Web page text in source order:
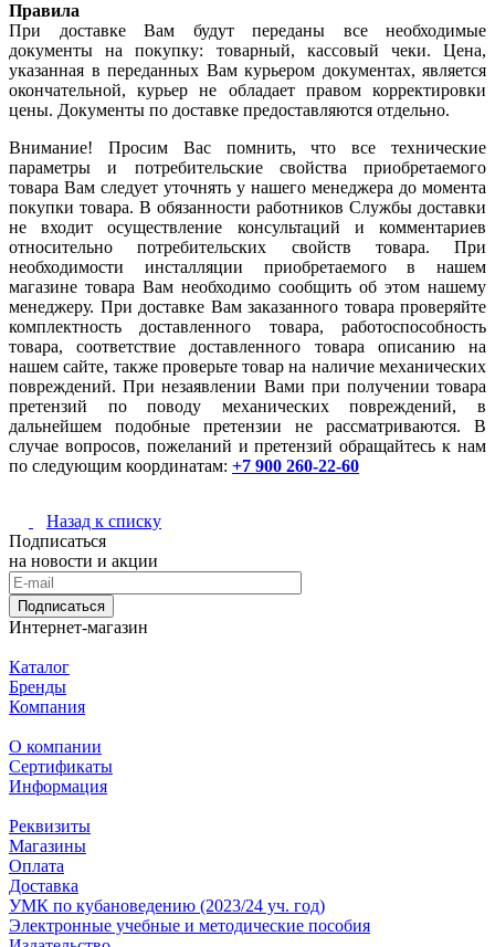
Правила
При доставке Вам будут переданы все необходимые
документы на покупку: товарный, кассовый чеки. Цена,
указанная в переданных Вам курьером документах, является
окончательной, курьер не обладает правом корректировки
цены. Документы по доставке предоставляются отдельно.
Внимание! Просим Вас помнить, что все технические
параметры и потребительские свойства приобретаемого
товара Вам следует уточнять у нашего менеджера до момента
покупки товара. В обязанности работников Службы доставки
не входит осуществление консультаций и комментариев
относительно потребительских свойств товара. При
необходимости инсталляции приобретаемого в нашем
магазине товара Вам необходимо сообщить об этом нашему
менеджеру. При доставке Вам заказанного товара проверяйте
комплектность доставленного товара, работоспособность
товара, соответствие доставленного товара описанию на
нашем сайте, также проверьте товар на наличие механических
повреждений. При незаявлении Вами при получении товара
претензий по поводу механических повреждений, в
дальнейшем подобные претензии не рассматриваются. В
случае вопросов, пожеланий и претензий обращайтесь к нам
по следующим координатам: +7 900 260-22-60
Назад к списку
Подписаться
на новости и акции
Подписаться
Интернет-магазин
Каталог
Бренды
Компания
О компании
Сертификаты
Информация
Реквизиты
Магазины
Oплата
Доставка
УМК по кубановедению (2023/24 уч. год)
Электронные учебные и методические пособия